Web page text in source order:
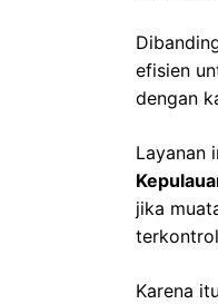
efisien
dengan
Layanan
jika
Karena